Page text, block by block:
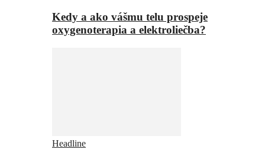
Kedy a ako vášmu telu prospeje
oxygenoterapia a elektroliečba?
Headline